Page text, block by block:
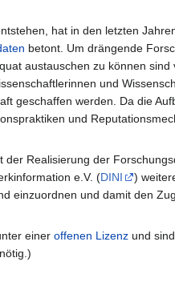
hat in den letzten
betont. Um drängende
austauschen zu können sind
und
geschaffen werden. Da die
und
Realisierung der
e.V. (DINI
)
einzuordnen und damit den
einer offenen Lizenz und